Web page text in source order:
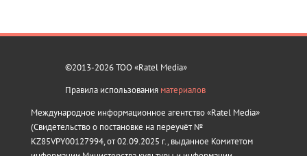
©2013-2026 ТОО «Ratel Media»
Правила использования материалов
Международное информационное агентство «Ratel Media»
(Свидетельство о постановке на переучёт №
KZ85VPY00127994, от 02.09.2025 г., выданное Комитетом